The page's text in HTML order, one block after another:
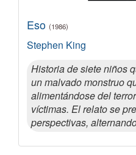
Eso (1986)
Stephen King
Historia de siete niños
un malvado monstruo
alimentándose del
víctimas. El relato se
perspectivas,